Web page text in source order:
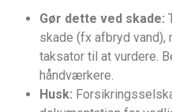
Gør dette ved skade:
skade (fx afbryd
taksator til at vurdere.
håndværkere.
Husk: